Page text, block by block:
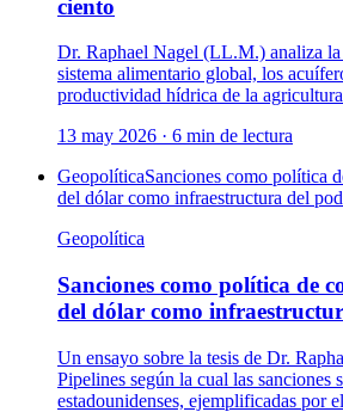
ciento
Dr. Raphael Nagel (LL.M.) analiza
sistema alimentario global, los
productividad hídrica de la
13 may 2026 · 6 min de lectura
GeopolíticaSanciones como política
del dólar como infraestructura del
Geopolítica
Sanciones como política de
del dólar como
Un ensayo sobre la tesis de Dr.
Pipelines según la cual las sanciones
estadounidenses, ejemplificadas por